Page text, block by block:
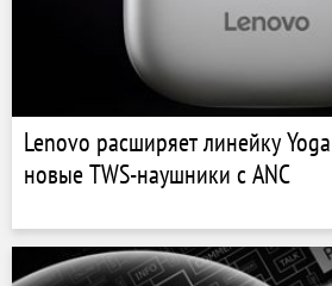
Lenovo расширяет линейку
новые TWS-наушники с ANC